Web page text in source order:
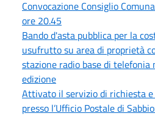
Convocazione Consiglio
ore 20.45
Bando d'asta pubblica per la
usufrutto su area di proprietà
stazione radio base di telefonia
edizione
Attivato il servizio di richiesta
presso l’Ufficio Postale di